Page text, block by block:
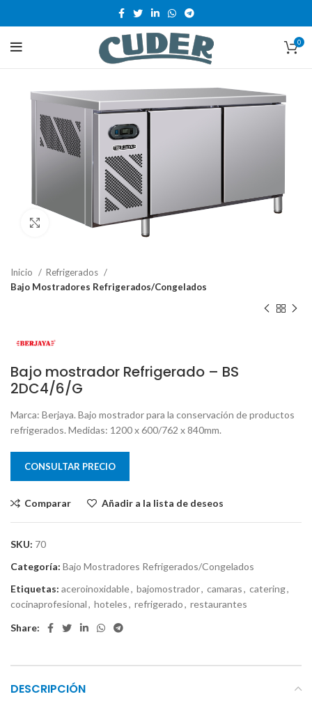
0
Clic para ampliar
Inicio
Refrigerados
Bajo Mostradores Refrigerados/Congelados
Bajo mostrador Refrigerado – BS
2DC4/6/G
Marca: Berjaya. Bajo mostrador para la conservación de productos
refrigerados. Medidas: 1200 x 600/762 x 840mm.
CONSULTAR PRECIO
Comparar Añadir a la lista de deseos
SKU: 70
Categoría: Bajo Mostradores Refrigerados/Congelados
Etiquetas: aceroinoxidable, bajomostrador, camaras, catering,
cocinaprofesional, hoteles, refrigerado, restaurantes
Share:
DESCRIPCIÓN